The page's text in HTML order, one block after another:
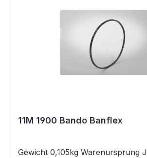
11M 1900 Bando Banflex
Gewicht 0,105kg Warenursprung J